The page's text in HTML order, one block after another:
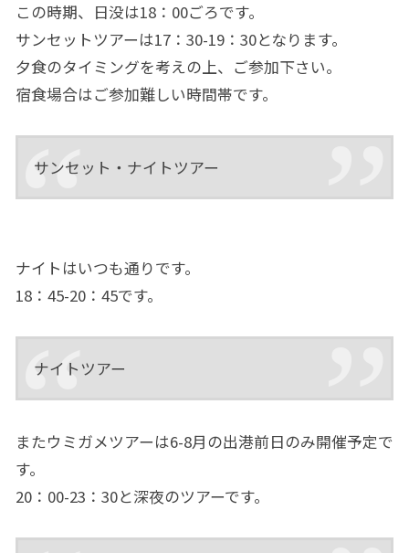
この時期、日没は18：00ごろです。
サンセットツアーは17：30-19：30となります。
夕食のタイミングを考えの上、ご参加下さい。
宿食場合はご参加難しい時間帯です。
サンセット・ナイトツアー
ナイトはいつも通りです。
18：45-20：45です。
ナイトツアー
またウミガメツアーは6-8月の出港前日のみ開催予定で
す。
20：00-23：30と深夜のツアーです。